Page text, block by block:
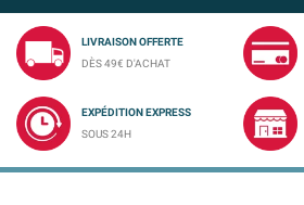
LIVRAISON OFFERTE
DÈS 49€ D'ACHAT
EXPÉDITION EXPRESS
SOUS 24H